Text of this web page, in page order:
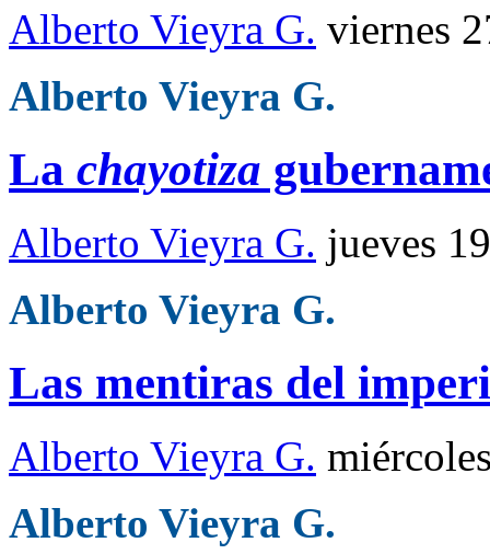
Alberto Vieyra G. viernes
Alberto Vieyra G.
La chayotiza
Alberto Vieyra G. jueves
Alberto Vieyra G.
Las mentiras del
Alberto Vieyra G.
Alberto Vieyra G.